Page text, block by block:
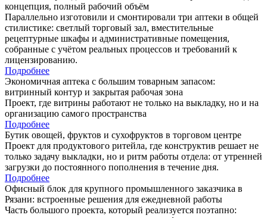
концепция, полный рабочий объём
Параллельно изготовили и смонтировали три аптеки в общей
стилистике: светлый торговый зал, вместительные
рецептурные шкафы и административные помещения,
собранные с учётом реальных процессов и требований к
лицензированию.
Подробнее
Экономичная аптека с большим товарным запасом:
витринный контур и закрытая рабочая зона
Проект, где витрины работают не только на выкладку, но и на
организацию самого пространства
Подробнее
Бутик овощей, фруктов и сухофруктов в торговом центре
Проект для продуктового ритейла, где конструктив решает не
только задачу выкладки, но и ритм работы отдела: от утренней
загрузки до постоянного пополнения в течение дня.
Подробнее
Офисный блок для крупного промышленного заказчика в
Рязани: встроенные решения для ежедневной работы
Часть большого проекта, который реализуется поэтапно: